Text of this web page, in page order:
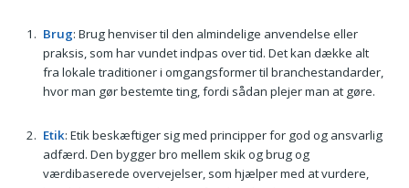
Brug: Brug henviser til den almindelige anvendelse eller
praksis, som har vundet indpas over tid. Det kan dække alt
fra lokale traditioner i omgangsformer til branchestandarder,
hvor man gør bestemte ting, fordi sådan plejer man at gøre.
Etik: Etik beskæftiger sig med principper for god og ansvarlig
adfærd. Den bygger bro mellem skik og brug og
værdibaserede overvejelser, som hjælper med at vurdere,